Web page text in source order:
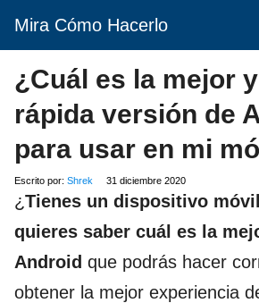
Mira Cómo Hacerlo
¿Cuál es la mejor
rápida versión de
para usar en mi
Escrito por: Shrek 31 diciembre 2020
¿Tienes un dispositivo
quieres saber cuál es la
Android que podrás hacer
obtener la mejor experiencia